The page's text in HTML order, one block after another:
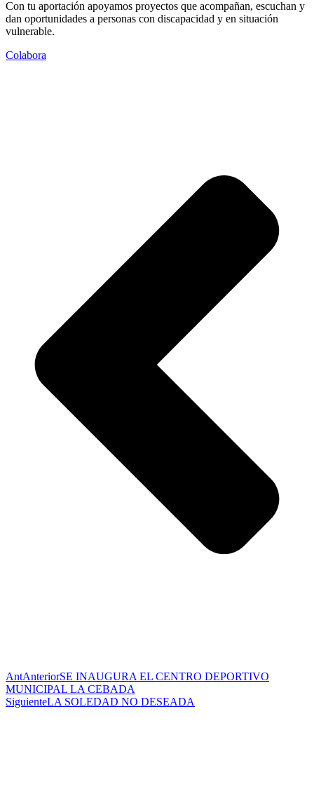
Con tu aportación apoyamos proyectos que acompañan, escuchan y
dan oportunidades a personas con discapacidad y en situación
vulnerable.
Colabora
AntAnteriorSE INAUGURA EL CENTRO DEPORTIVO
MUNICIPAL LA CEBADA
SiguienteLA SOLEDAD NO DESEADA